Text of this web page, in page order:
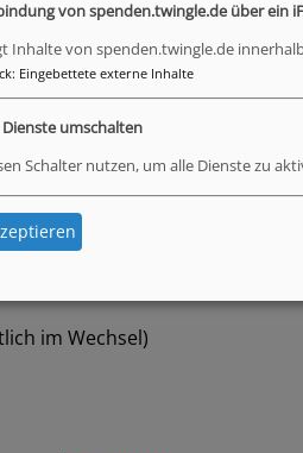
evangelisch.de
Thilo Neuhaus
im Wechsel)
von spenden.twingle.de über ein
Inhalte von spenden.twingle.de
: Eingebettete externe Inhalte
Dienste umschalten
Schalter nutzen, um alle Dienste zu